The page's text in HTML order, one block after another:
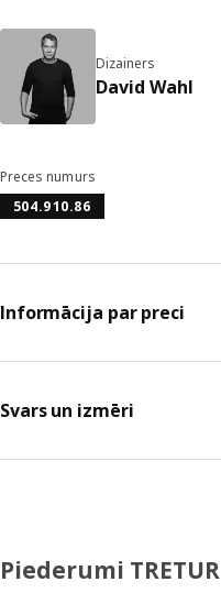
Dizainers
David Wahl
Preces numurs
504.910.86
Informācija par preci
Svars un izmēri
Piederumi TRETUR